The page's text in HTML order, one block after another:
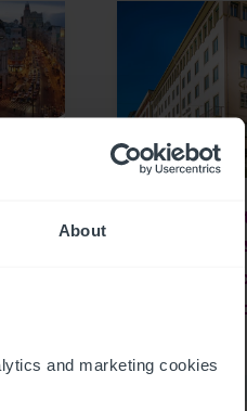
About
and marketing cookies
6/30/2026
El Grand
Innsbruck
reactivado
NH